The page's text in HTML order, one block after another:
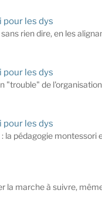
pour les dys
rien dire, en les
pour les dys
"trouble" de
pour les dys
la pédagogie
la marche à suivre,